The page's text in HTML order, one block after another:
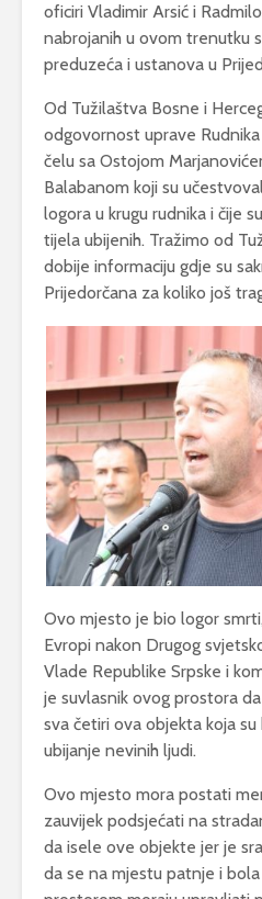
oficiri Vladimir Arsić i
nabrojanih u ovom trenutku
preduzeća i ustanova u
Od Tužilaštva Bosne i
odgovornost uprave
čelu sa Ostojom
Balabanom koji su
logora u krugu rudnika i čije
tijela ubijenih. Tražimo od
dobije informaciju gdje su
Prijedorčana za koliko još
Ovo mjesto je bio logor
Evropi nakon Drugog
Vlade Republike Srpske i
je suvlasnik ovog prostora
sva četiri ova objekta koja
ubijanje nevinih ljudi.
Ovo mjesto mora postati
zauvijek podsjećati na
da isele ove objekte jer je
da se na mjestu patnje i